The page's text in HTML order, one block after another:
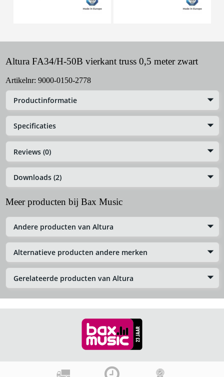
Altura FA34/H-50B vierkant truss 0,5 meter zwart
Artikelnr: 9000-0150-2778
Productinformatie
Specificaties
Reviews (0)
Downloads (2)
Meer producten bij Bax Music
Andere producten van Altura
Alternatieve producten andere merken
Gerelateerde producten van Altura